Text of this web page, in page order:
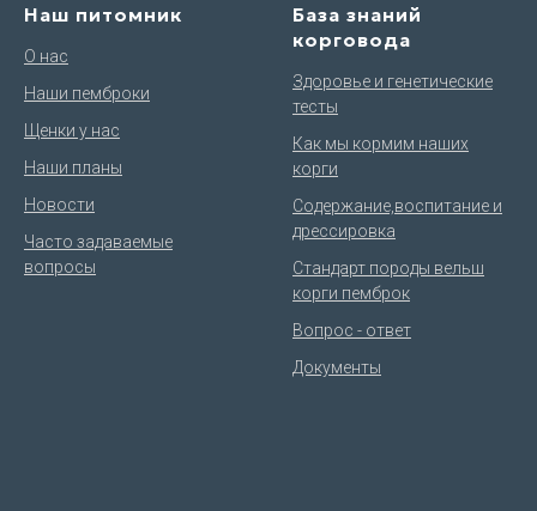
Наш питомник
О нас
Наши пемброки
Щенки у нас
Наши планы
Новости
Часто задаваемые
вопросы
База знаний
корговода
Здоровье и генетические
тесты
Как мы кормим наших
корги
Содержание,воспитание и
дрессировка
Стандарт породы вельш
корги пемброк
Вопрос - ответ
Документы